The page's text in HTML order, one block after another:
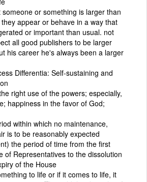
someone or something is larger than
appear or behave in a way that
or important than usual. not
all good publishers to be larger
his career he's always been a larger
Differentia: Self-sustaining and
right use of the powers; especially,
happiness in the favor of God;
within which no maintenance,
is to be reasonably expected
the period of time from the first
of Representatives to the dissolution
of the House
to life or if it comes to life, it